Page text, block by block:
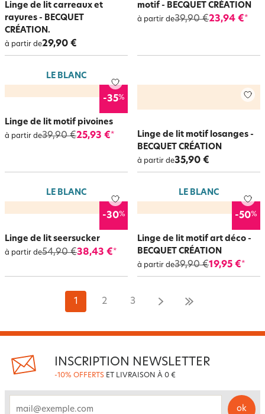
Linge de lit carreaux et
rayures - BECQUET
CRÉATION.
à partir de29,90 €
motif - BECQUET CRÉATION
à partir de39,90 €23,94 €*
LE BLANC
-35%
Linge de lit motif pivoines
à partir de39,90 €25,93 €*
Linge de lit motif losanges -
BECQUET CRÉATION
à partir de35,90 €
LE BLANC
-30%
Linge de lit seersucker
à partir de54,90 €38,43 €*
LE BLANC
-50%
Linge de lit motif art déco -
BECQUET CRÉATION
à partir de39,90 €19,95 €*
1 2 3
INSCRIPTION NEWSLETTER
-10% OFFERTS ET LIVRAISON À 0 €
ok